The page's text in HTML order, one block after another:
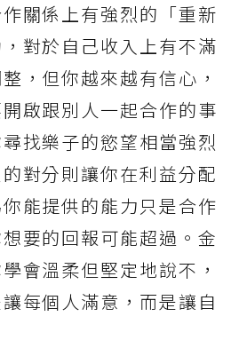
關係上有強烈的「重新
對於自己收入上有不滿
，但你越來越有信心，
啟跟別人一起合作的事
找樂子的慾望相當強烈
對分則讓你在利益分配
能提供的能力只是合作
要的回報可能超過。金
會溫柔但堅定地說不，
每個人滿意，而是讓自